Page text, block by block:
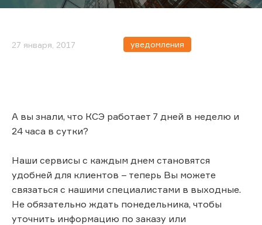
27 января, 2017 уведомления
А вы знали, что КСЭ работает 7 дней в неделю и
24 часа в сутки?
Наши сервисы с каждым днем становятся
удобней для клиентов – теперь Вы можете
связаться с нашими специалистами в выходные.
Не обязательно ждать понедельника, чтобы
уточнить информацию по заказу или